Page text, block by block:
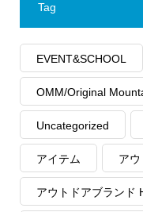
Tag
EVENT&SCHOOL
OMM/Original
Uncategorized
アイテム ア
アウトドアブランド